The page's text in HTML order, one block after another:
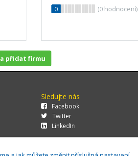
0
(0hodnocení)
přidat firmu
Sledujte nás
Facebook
Twitter
LinkedIn